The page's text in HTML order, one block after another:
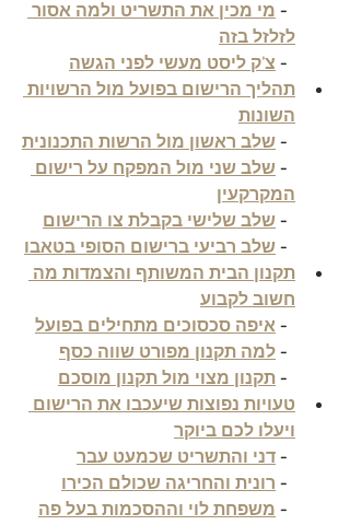
מי מכין את התשריט ולמה אסור
לזלזל בזה
צ'ק ליסט מעשי לפני הגשה
תהליך הרישום בפועל מול הרשויות
השונות
שלב ראשון מול הרשות התכנונית
שלב שני מול המפקח על רישום
המקרקעין
שלב שלישי בקבלת צו הרישום
שלב רביעי ברישום הסופי בטאבו
תקנון הבית המשותף והצמדות מה
חשוב לקבוע
איפה סכסוכים מתחילים בפועל
למה תקנון מפורט שווה כסף
תקנון מצוי מול תקנון מוסכם
טעויות נפוצות שיעכבו את הרישום
ויעלו לכם ביוקר
דני והתשריט שכמעט עבר
רונית והחריגה שכולם הכירו
משפחת לוי וההסכמות בעל פה